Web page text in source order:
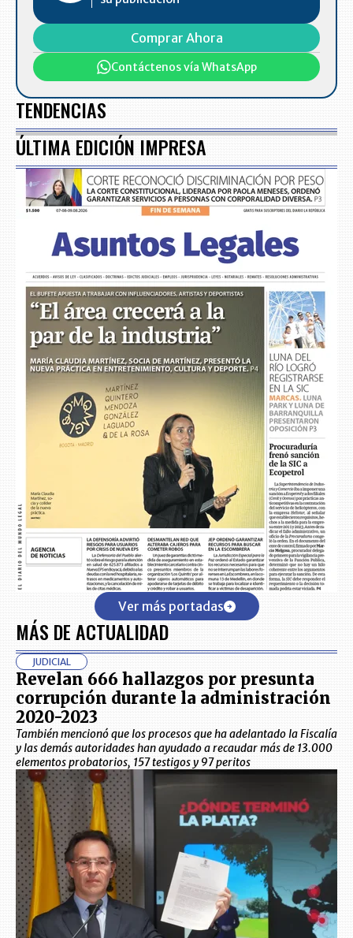
Comprar Ahora
Contáctenos vía WhatsApp
TENDENCIAS
ÚLTIMA EDICIÓN IMPRESA
Ver más portadas
MÁS DE ACTUALIDAD
JUDICIAL
Revelan 666 hallazgos por presunta
corrupción durante la administración
2020-2023
También mencionó que los procesos que ha adelantado la Fiscalía
y las demás autoridades han ayudado a recaudar más de 13.000
elementos probatorios, 157 testigos y 97 peritos